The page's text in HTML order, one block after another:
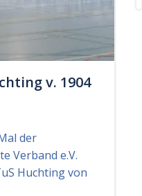
v. 1904
der
Verband e.V.
Huchting von